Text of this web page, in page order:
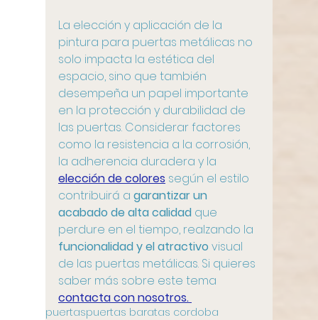
La elección y aplicación de la
pintura para puertas metálicas no
solo impacta la estética del
espacio, sino que también
desempeña un papel importante
en la protección y durabilidad de
las puertas. Considerar factores
como la resistencia a la corrosión,
la adherencia duradera y la
elección de colores según el estilo
contribuirá a garantizar un
acabado de alta calidad que
perdure en el tiempo, realzando la
funcionalidad y el atractivo visual
de las puertas metálicas. Si quieres
saber más sobre este tema
contacta con nosotros.
puertaspuertas baratas cordoba